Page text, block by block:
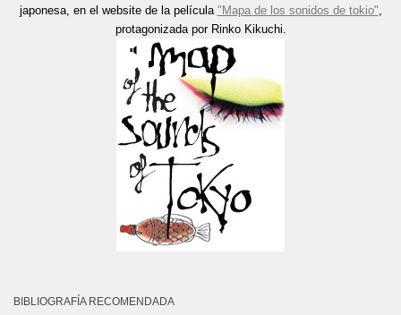
japonesa, en el website de la película "Mapa de los sonidos de tokio",
protagonizada por Rinko Kikuchi.
BIBLIOGRAFÍA RECOMENDADA